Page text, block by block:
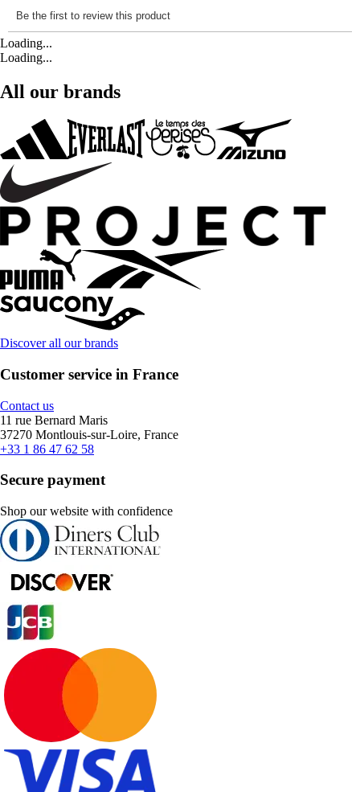
Loading...
Loading...
All our brands
Discover all our brands
Customer service in France
Contact us
11 rue Bernard Maris
37270 Montlouis-sur-Loire, France
+33 1 86 47 62 58
Secure payment
Shop our website with confidence